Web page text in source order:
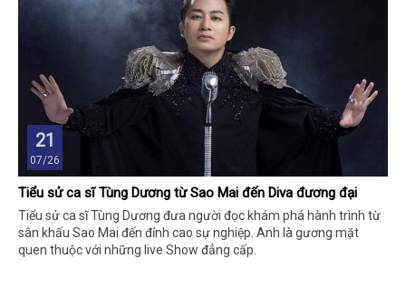
21
07/26
Tiểu sử ca sĩ Tùng Dương từ Sao Mai đến Diva đương đại
Tiểu sử ca sĩ Tùng Dương đưa người đọc khám phá hành trình từ
sân khấu Sao Mai đến đỉnh cao sự nghiệp. Anh là gương mặt
quen thuộc với những live Show đẳng cấp.